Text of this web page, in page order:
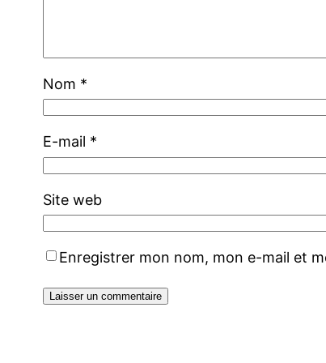
Nom *
E-mail *
Site web
Enregistrer mon nom, mon e-mail et